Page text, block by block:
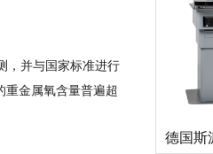
，并与国家标准进行
金属氧含量普遍超